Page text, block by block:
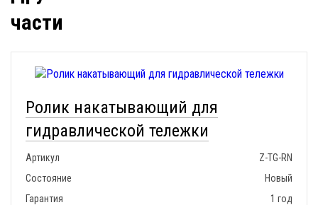
части
Ролик накатывающий для
гидравлической тележки
Артикул
Z-TG-RN
Состояние
Новый
Гарантия
1 год